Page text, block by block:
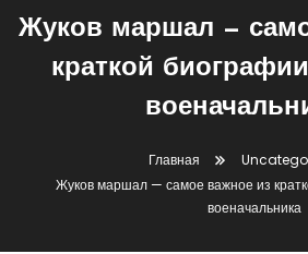
Жуков маршал —
краткой
Главная
Жуков маршал — самое важное из
военачальника